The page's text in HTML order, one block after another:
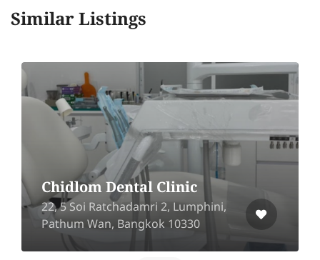
Similar Listings
Chidlom Dental Clinic
22, 5 Soi Ratchadamri 2, Lumphini,
Pathum Wan, Bangkok 10330